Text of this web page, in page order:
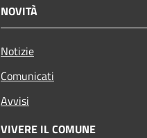
NOVITÀ
Notizie
Comunicati
Avvisi
VIVERE IL COMUNE